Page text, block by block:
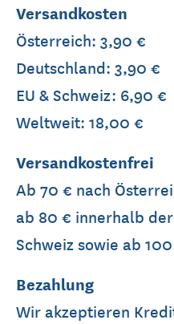
Versandkosten
Österreich: 3,90 €
Deutschland: 3,90 €
EU & Schweiz: 6,90 €
Weltweit: 18,00 €
Versandkostenfrei
Ab 70 € nach
ab 80 € innerhalb
Schweiz sowie ab
Bezahlung
Wir akzeptieren